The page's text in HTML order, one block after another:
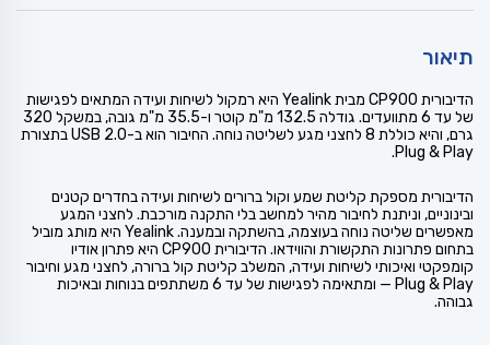
תיאור
הדיבורית CP900 מבית Yealink היא רמקול לשיחות ועידה המתאים לפגישות
של עד 6 מתוועדים. גודלה 132.5 מ"מ קוטר ו-35.5 מ"מ גובה, במשקל 320
גרם, והיא כוללת 8 לחצני מגע לשליטה נוחה. החיבור הוא ב-USB 2.0 בתצורת
Plug & Play.
הדיבורית מספקת קליטת שמע וקול ברורים לשיחות ועידה בחדרים קטנים
ובינוניים, וניתנת לחיבור מהיר למחשב בלי התקנה מורכבת. לחצני המגע
מאפשרים שליטה נוחה בעוצמה, בהשתקה ובמענה. Yealink היא מותג מוביל
בתחום פתרונות התקשורת והווידאו. הדיבורית CP900 היא פתרון אודיו
קומפקטי ואיכותי לשיחות ועידה, המשלב קליטת קול ברורה, לחצני מגע וחיבור
Plug & Play — ומתאימה לפגישות של עד 6 משתתפים בנוחות ובאיכות
גבוהה.